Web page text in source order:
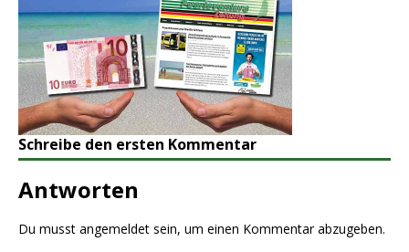
Schreibe den ersten Kommentar
Antworten
Du musst angemeldet sein, um einen Kommentar abzugeben.